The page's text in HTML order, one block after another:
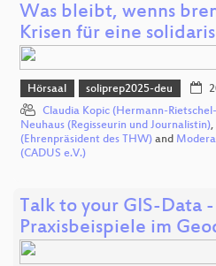
Was bleibt, wenns
Krisen für eine
Hörsaal soliprep2025-deu
Claudia Kopic (Hermann-
Neuhaus (Regisseurin und Journalistin),
(Ehrenpräsident des THW) and
(CADUS e.V.)
Talk to your GIS-Data
Praxisbeispiele im